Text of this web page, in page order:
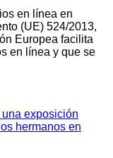
en línea en
(UE) 524/2013,
Europea facilita
en línea y que se